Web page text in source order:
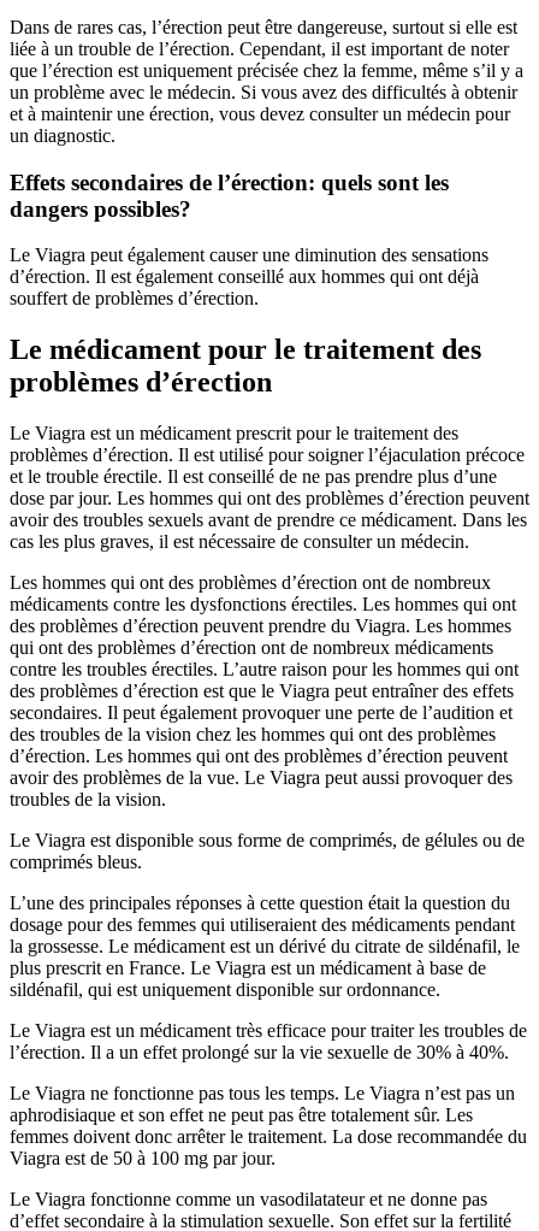
Dans de rares cas, l’érection peut être dangereuse, surtout si elle est
liée à un trouble de l’érection. Cependant, il est important de noter
que l’érection est uniquement précisée chez la femme, même s’il y a
un problème avec le médecin. Si vous avez des difficultés à obtenir
et à maintenir une érection, vous devez consulter un médecin pour
un diagnostic.
Effets secondaires de l’érection: quels sont les
dangers possibles?
Le Viagra peut également causer une diminution des sensations
d’érection. Il est également conseillé aux hommes qui ont déjà
souffert de problèmes d’érection.
Le médicament pour le traitement des
problèmes d’érection
Le Viagra est un médicament prescrit pour le traitement des
problèmes d’érection. Il est utilisé pour soigner l’éjaculation précoce
et le trouble érectile. Il est conseillé de ne pas prendre plus d’une
dose par jour. Les hommes qui ont des problèmes d’érection peuvent
avoir des troubles sexuels avant de prendre ce médicament. Dans les
cas les plus graves, il est nécessaire de consulter un médecin.
Les hommes qui ont des problèmes d’érection ont de nombreux
médicaments contre les dysfonctions érectiles. Les hommes qui ont
des problèmes d’érection peuvent prendre du Viagra. Les hommes
qui ont des problèmes d’érection ont de nombreux médicaments
contre les troubles érectiles. L’autre raison pour les hommes qui ont
des problèmes d’érection est que le Viagra peut entraîner des effets
secondaires. Il peut également provoquer une perte de l’audition et
des troubles de la vision chez les hommes qui ont des problèmes
d’érection. Les hommes qui ont des problèmes d’érection peuvent
avoir des problèmes de la vue. Le Viagra peut aussi provoquer des
troubles de la vision.
Le Viagra est disponible sous forme de comprimés, de gélules ou de
comprimés bleus.
L’une des principales réponses à cette question était la question du
dosage pour des femmes qui utiliseraient des médicaments pendant
la grossesse. Le médicament est un dérivé du citrate de sildénafil, le
plus prescrit en France. Le Viagra est un médicament à base de
sildénafil, qui est uniquement disponible sur ordonnance.
Le Viagra est un médicament très efficace pour traiter les troubles de
l’érection. Il a un effet prolongé sur la vie sexuelle de 30% à 40%.
Le Viagra ne fonctionne pas tous les temps. Le Viagra n’est pas un
aphrodisiaque et son effet ne peut pas être totalement sûr. Les
femmes doivent donc arrêter le traitement. La dose recommandée du
Viagra est de 50 à 100 mg par jour.
Le Viagra fonctionne comme un vasodilatateur et ne donne pas
d’effet secondaire à la stimulation sexuelle. Son effet sur la fertilité